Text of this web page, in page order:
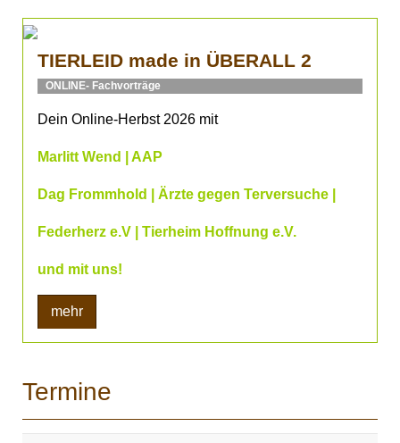
TIERLEID made in ÜBERALL 2
ONLINE- Fachvorträge
Dein Online-Herbst 2026 mit
Marlitt Wend | AAP
Dag Frommhold | Ärzte gegen Terversuche |
Federherz e.V | Tierheim Hoffnung e.V.
und mit uns!
mehr
Termine